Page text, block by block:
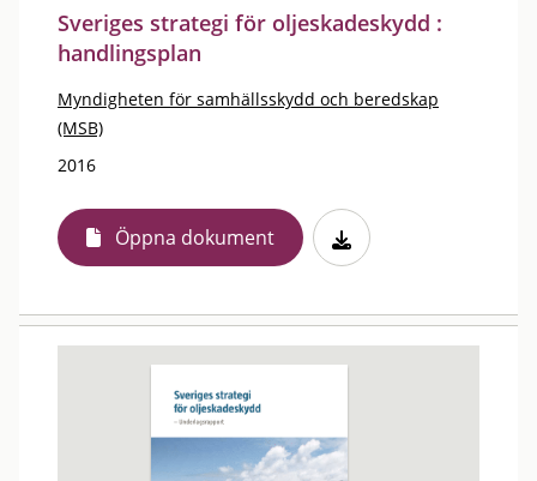
Sveriges strategi för oljeskadeskydd :
handlingsplan
Myndigheten för samhällsskydd och beredskap
(MSB)
2016
Öppna dokument